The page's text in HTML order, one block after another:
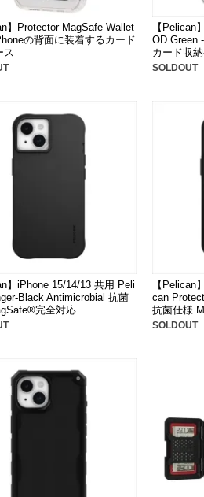
】Protector MagSafe Wallet
の背面に装着するカード
ス
【Pelican
OD Green
カード収
SOLDOUT
】iPhone 15/14/13 共用 Peli
Black Antimicrobial 抗菌
完全対応
【Pelican
can
抗菌仕様
SOLDOUT